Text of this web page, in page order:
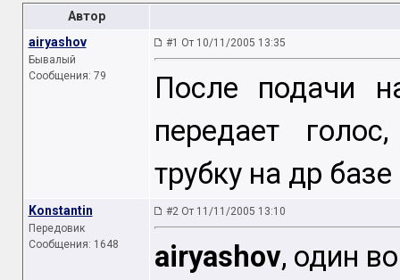
Автор
airyashov
Бывалый
Сообщения: 79
#1 От 10/11/2005 13:35
После подачи
передает
трубку на др
Konstantin
Передовик
Сообщения: 1648
#2 От 11/11/2005 13:10
airyashov, один